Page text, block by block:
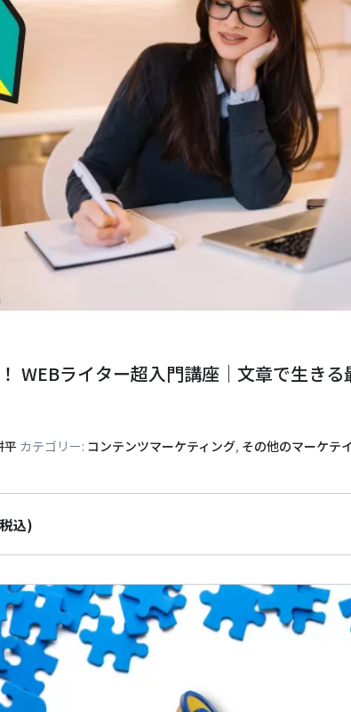
WEBライター超入門講座｜文章で生きる
平 カテゴリー: コンテンツマーケティング, その他のマーケテ
込)